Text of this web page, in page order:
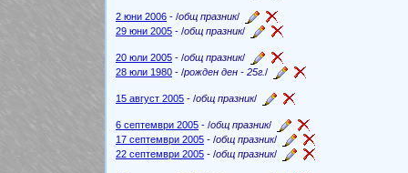
2 юни 2006 - /общ празник/
29 юни 2005 - /общ празник/
20 юли 2005 - /общ празник/
28 юли 1980 - /рожден ден - 25г./
15 август 2005 - /общ празник/
6 септември 2005 - /общ празник/
17 септември 2005 - /общ празник/
22 септември 2005 - /общ празник/